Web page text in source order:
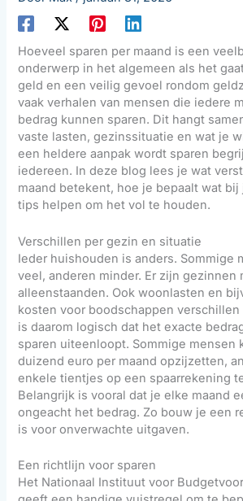
Hoeveel sparen per maand is een
onderwerp in het algemeen als het
geld en een veilig gevoel rondom
vaak verhalen van mensen die iedere
bedrag kunnen sparen. Dit hangt
vaste lasten, gezinssituatie en wat je
een heldere aanpak wordt sparen
iedereen. In deze blog lees je wat
maand betekent, hoe je bepaalt wat
tips helpen om het vol te houden.
Verschillen per gezin en situatie
Ieder huishouden is anders. Sommige
veel, anderen minder. Er zijn gezinnen
alleenstaanden. Ook woonlasten en
kosten voor boodschappen
is daarom logisch dat het exacte
sparen uiteenloopt. Sommige mensen
duizend euro per maand opzijzetten,
enkele tientjes op een spaarrekening
Belangrijk is vooral dat je elke maand
ongeacht het bedrag. Zo bouw je een
is voor onverwachte uitgaven.
Een richtlijn voor sparen
Het Nationaal Instituut voor